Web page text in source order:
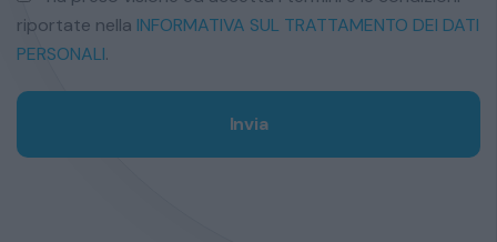
riportate nella INFORMATIVA SUL TRATTAMENTO DEI DATI
PERSONALI.
Invia